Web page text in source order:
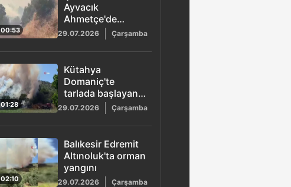
istediği
konuşması
00:53
Ayvacık
Ahmetçe'de
orman yangını
29.07.2026 Çarşamba
01:28
Kütahya
Domaniç'te
tarlada başlayan
yangın ormana
sıçradı! Bölgeden
ilk görüntüler
29.07.2026 Çarşamba
02:10
Balıkesir Edremit
Altınoluk'ta orman
yangını
29.07.2026 Çarşamba